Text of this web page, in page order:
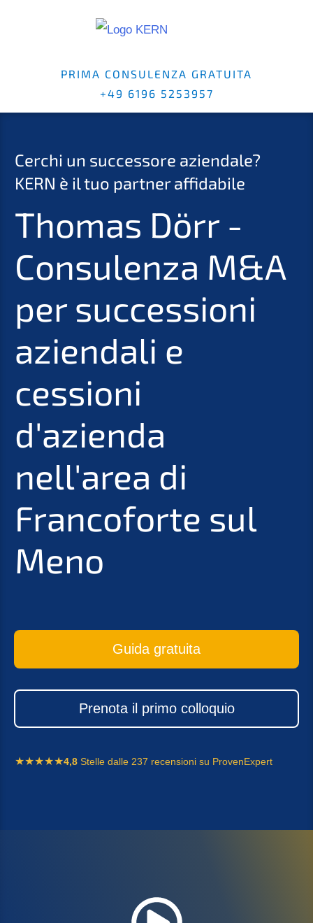
PRIMA CONSULENZA GRATUITA
+49 6196 5253957
Cerchi un successore aziendale?
KERN è il tuo partner affidabile
Thomas Dörr -
Consulenza M&A
per successioni
aziendali e
cessioni
d'azienda
nell'area di
Francoforte sul
Meno
Guida gratuita
Prenota il primo colloquio
4,8 Stelle dalle 237 recensioni su ProvenExpert